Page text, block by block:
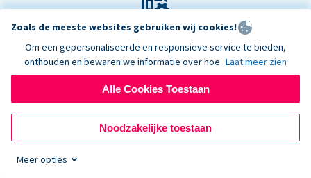
Pas je look aan
Kies onze standaard lay-out voor donatieformulieren
of probeer onzenieuwedonatiepagina's.
Zoals de meeste websites gebruiken wij cookies!
Om een gepersonaliseerde en responsieve service te bieden,
onthouden en bewaren we informatie over hoe Laat meer zien
Alle Cookies Toestaan
Noodzakelijke toestaan
Meer opties